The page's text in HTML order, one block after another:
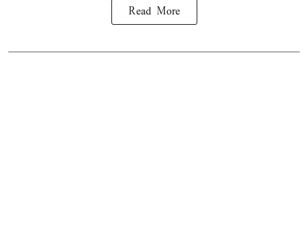
Read More